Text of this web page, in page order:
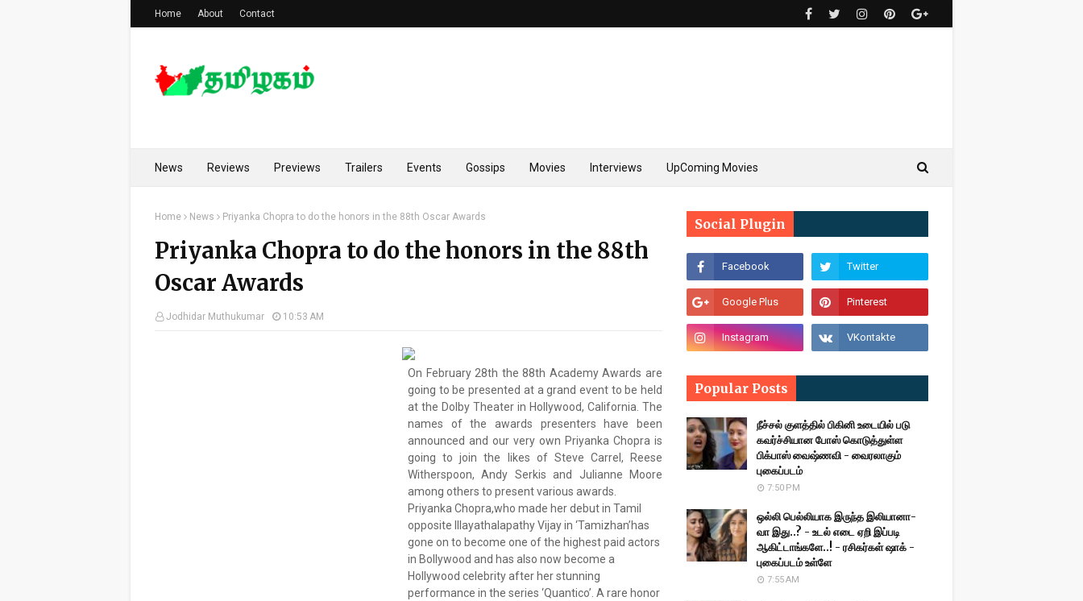
Home About Contact
News Reviews Previews Trailers Events Gossips Movies Interviews UpComing Movies
Home News Priyanka Chopra to do the honors in the 88th Oscar Awards
Priyanka Chopra to do the honors in the 88th
Oscar Awards
Jodhidar Muthukumar 10:53 AM
On February 28th the 88th Academy Awards are
going to be presented at a grand event to be held
at the Dolby Theater in Hollywood, California. The
names of the awards presenters have been
announced and our very own Priyanka Chopra is
going to join the likes of Steve Carrel, Reese
Witherspoon, Andy Serkis and Julianne Moore
among others to present various awards.
Priyanka Chopra,who made her debut in Tamil
opposite Illayathalapathy Vijay in ‘Tamizhan’has
gone on to become one of the highest paid actors
in Bollywood and has also now become a
Hollywood celebrity after her stunning
performance in the series ‘Quantico’. A rare honor
Social Plugin
Popular Posts
நீச்சல் குளத்தில் பிகினி உடையில் படு
கவர்ச்சியான போஸ் கொடுத்துள்ள
பிக்பாஸ் வைஷ்ணவி - வைரலாகும்
புகைப்படம்
7:50 PM
ஒல்லி பெல்லியாக இருந்த இலியானா-
வா இது..? - உடல் எடை ஏறி இப்படி
ஆகிட்டாங்களே..! - ரசிகர்கள் ஷாக் -
புகைப்படம் உள்ளே
7:55 AM